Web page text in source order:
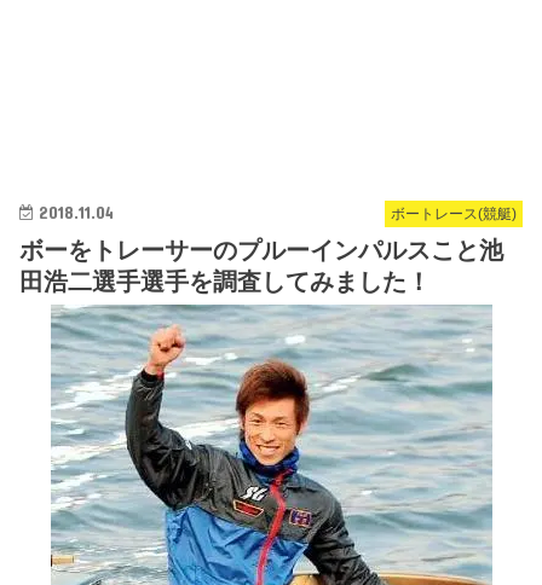
ボートレース(競艇)
2018.11.04
ボーをトレーサーのプルーインパルスこと池
田浩二選手選手を調査してみました！